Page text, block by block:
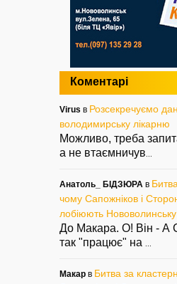
Коментарі
Virus в Розсекречуємо
володимирську лікарню
Можливо, треба
а не втаємничув
Анатоль_ БІДЗЮРА в
чому Сапожніков і
лобіюють
До Макара. О! Він - А
так "працює" на
Макар в Битва за